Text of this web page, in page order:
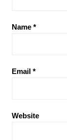
Name *
Email *
Website